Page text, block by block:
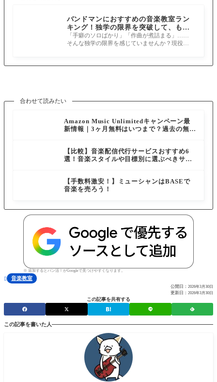
ッスンオンリーでは出来ないと思ったのも理由です
個人レッスンにも通いレパートリーが増えると同時
グループレッスン・個人レッスンそれぞれだけでは
具体的にはグループレッスンでは即興力、アレンジ
(変曲)・作曲力、初見の譜面をいかに弾けるように
なるかの力を磨くことができたし、個人レッスンで
はソルフェージュやドイツ語音階を使って音感を鍛
とや、オーケストラを積極的に聴きに行
ったと思います。
ム感が育つのだと思います。
バンドマンにおすすめの音楽教室ラン
キング！独学の限界を突破して、もっ
と上手くなりたい大人へ
「手癖のソロばかり」「作曲が煮詰まる」……
そんな独学の限界を感じていませんか？現役プ
合わせて読みたい
Amazon Music Unlimitedキャンペーン最
新情報｜3ヶ月無料はいつまで？過去の無料
【比較】音楽配信代行サービスおすすめ6
選！音楽スタイルや目標別に選ぶべきサー
【手数料激安！】ミューシャンはBASEで
音楽を売ろう！
※ 追加するとバン活！がGoogleで見つけやすくなります。
 音楽教室
公開日： 2026年3月30日
更新日： 2026年3月30日
この記事を共有する
この記事を書いた人